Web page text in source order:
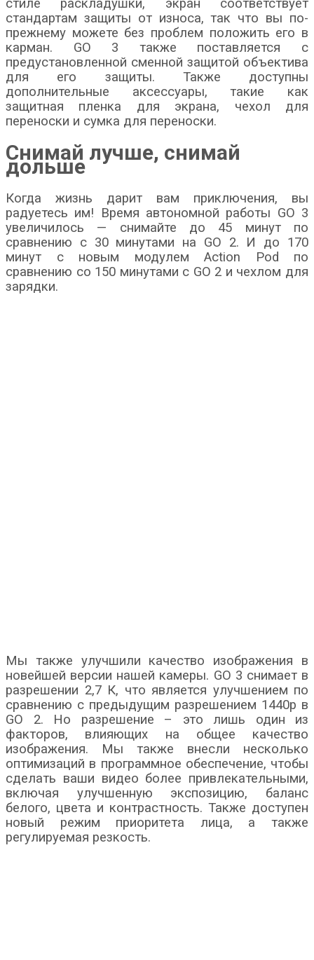
стиле раскладушки, экран соответствует
стандартам защиты от износа, так что вы по-
прежнему можете без проблем положить его в
карман. GO 3 также поставляется с
предустановленной сменной защитой объектива
для его защиты. Также доступны
дополнительные аксессуары, такие как
защитная пленка для экрана, чехол для
переноски и сумка для переноски.
Снимай лучше, снимай
дольше
Когда жизнь дарит вам приключения, вы
радуетесь им! Время автономной работы GO 3
увеличилось — снимайте до 45 минут по
сравнению с 30 минутами на GO 2. И до 170
минут с новым модулем Action Pod по
сравнению со 150 минутами с GO 2 и чехлом для
зарядки.
Мы также улучшили качество изображения в
новейшей версии нашей камеры. GO 3 снимает в
разрешении 2,7 К, что является улучшением по
сравнению с предыдущим разрешением 1440p в
GO 2. Но разрешение – это лишь один из
факторов, влияющих на общее качество
изображения. Мы также внесли несколько
оптимизаций в программное обеспечение, чтобы
сделать ваши видео более привлекательными,
включая улучшенную экспозицию, баланс
белого, цвета и контрастность. Также доступен
новый режим приоритета лица, а также
регулируемая резкость.